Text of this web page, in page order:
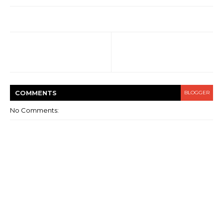
COMMENTS BLOGGER
No Comments: